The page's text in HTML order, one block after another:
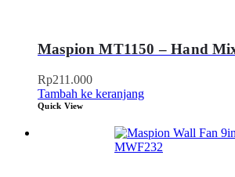
Maspion MT1150 – Hand
Rp211.000
Tambah ke keranjang
Quick View